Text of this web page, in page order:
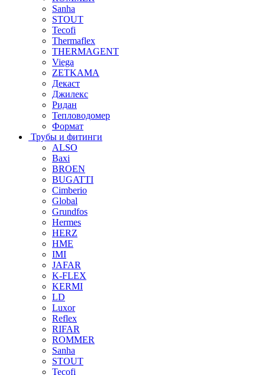
Sanha
STOUT
Tecofi
Thermaflex
THERMAGENT
Viega
ZETKAMA
Декаст
Джилекс
Ридан
Тепловодомер
Формат
Трубы и фитинги
ALSO
Baxi
BROEN
BUGATTI
Cimberio
Global
Grundfos
Hermes
HERZ
HME
IMI
JAFAR
K-FLEX
KERMI
LD
Luxor
Reflex
RIFAR
ROMMER
Sanha
STOUT
Tecofi